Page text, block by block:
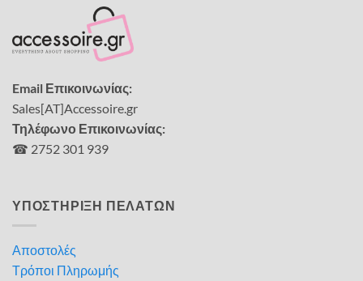
Email Επικοινωνίας:
Sales[AT]Accessoire.gr
Τηλέφωνο Επικοινωνίας:
☎ 2752 301 939
ΥΠΟΣΤΗΡΙΞΗ ΠΕΛΑΤΩΝ
Αποστολές
Τρόποι Πληρωμής